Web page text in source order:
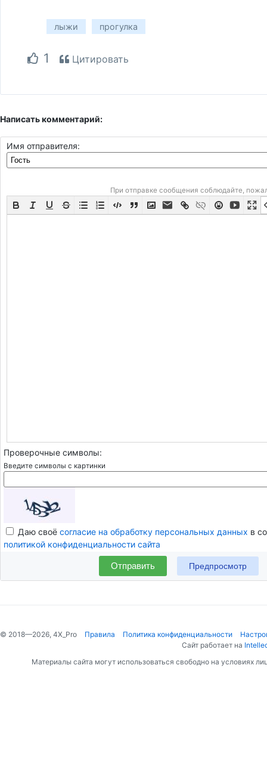
лыжи прогулка
1 Цитировать
Написать комментарий:
Имя отправителя:
При отправке сообщения соблюдайте,
Проверочные символы:
Введите символы с картинки
Даю своё согласие на обработку персональных данных в
политикой конфиденциальности сайта
Отправить
© 2018—2026, 4X_Pro Правила Политика конфиденциальности
Сайт работает на
Материалы сайта могут использоваться свободно на условиях